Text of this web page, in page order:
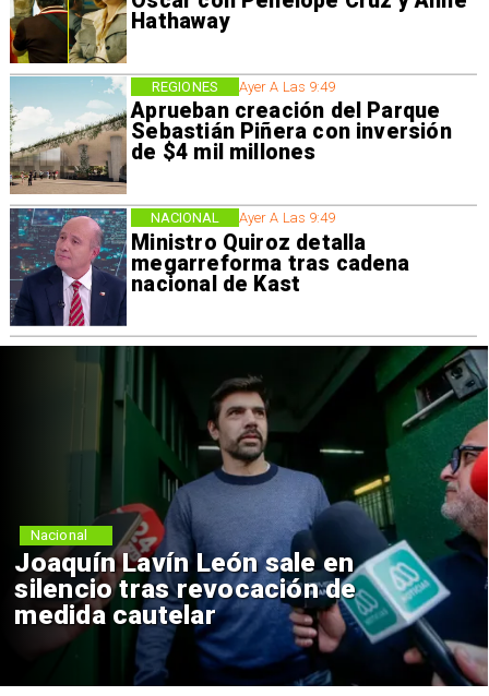
Hathaway
Ayer A Las 9:49
Aprueban creación del Parque
Sebastián Piñera con inversión
de $4 mil millones
REGIONES
Ayer A Las 9:49
Ministro Quiroz detalla
megarreforma tras cadena
nacional de Kast
NACIONAL
Joaquín Lavín León sale en
silencio tras revocación de
medida cautelar
Nacional